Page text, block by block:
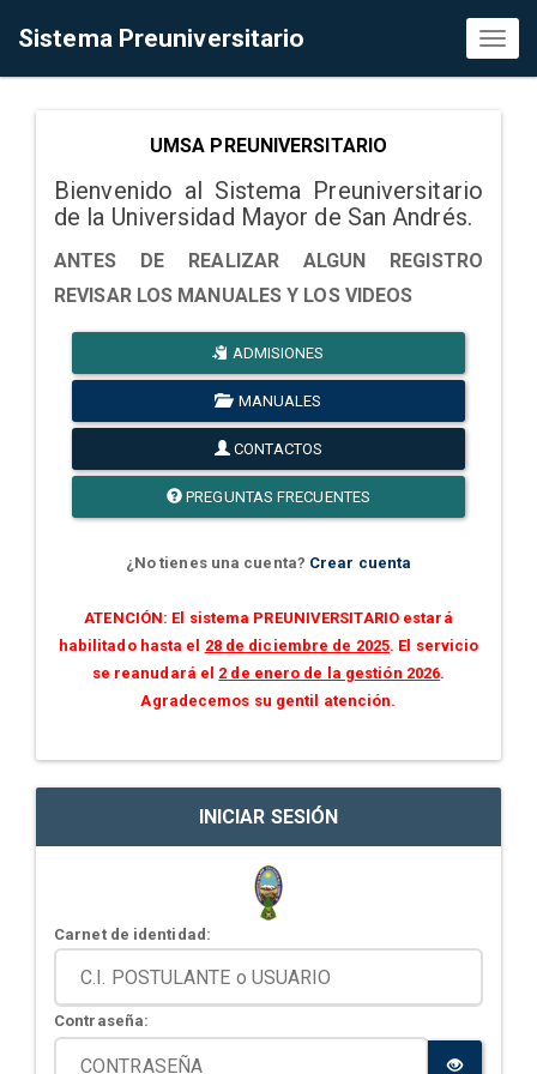
Sistema Preuniversitario
UMSA PREUNIVERSITARIO
Bienvenido al Sistema Preuniversitario
de la Universidad Mayor de San Andrés.
ANTES DE REALIZAR ALGUN REGISTRO
REVISAR LOS MANUALES Y LOS VIDEOS
ADMISIONES
MANUALES
CONTACTOS
PREGUNTAS FRECUENTES
¿No tienes una cuenta? Crear cuenta
ATENCIÓN: El sistema PREUNIVERSITARIO estará
habilitado hasta el 28 de diciembre de 2025. El servicio
se reanudará el 2 de enero de la gestión 2026.
Agradecemos su gentil atención.
INICIAR SESIÓN
Carnet de identidad:
Contraseña: